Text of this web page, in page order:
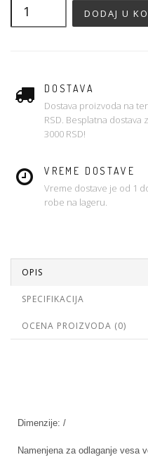
DOSTAVA
Dostava proizvoda na
RSD. Besplatna
3000 RSD!
VREME DOSTAVE
Vreme dostave je od 1
robe na lageru.
OPIS
SPECIFIKACIJA
OCENA PROIZVODA (0)
Dimenzije: /
Namenjena za odlaganje vesa